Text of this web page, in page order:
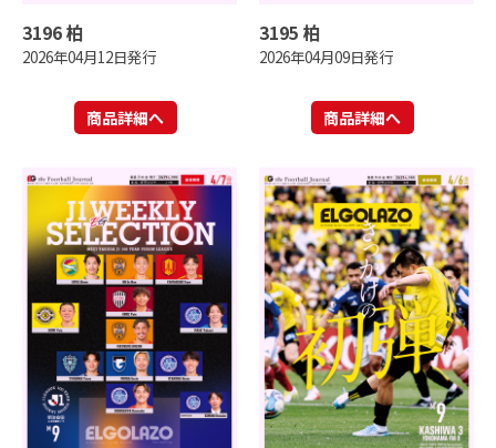
3196 柏
2026年04月12日発行
商品詳細へ
3195 柏
2026年04月09日発行
商品詳細へ